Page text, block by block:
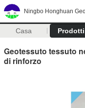
Ningbo Honghuan
Casa Prodotti
Geotessuto tessuto
di rinforzo